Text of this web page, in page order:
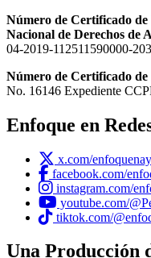
Número de Certificado
Nacional de Derechos de
04-2019-112511590000-203
Número de Certificado
No. 16146 Expediente
Enfoque en
x.com/
facebook.com/
instagram.com/
youtube.com/
tiktok.com/
Una Producción